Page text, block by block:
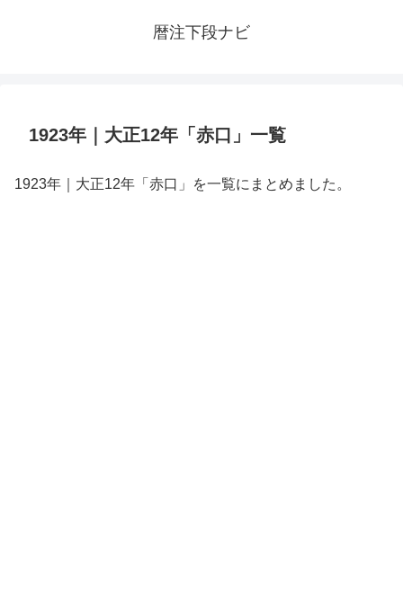
暦注下段ナビ
1923年｜大正12年「赤口」一覧
1923年｜大正12年「赤口」を一覧にまとめました。